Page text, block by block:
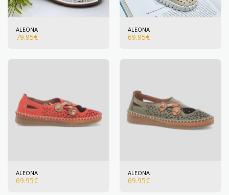
ALEONA
79.95€
ALEONA
69.95€
ALEONA
69.95€
ALEONA
69.95€